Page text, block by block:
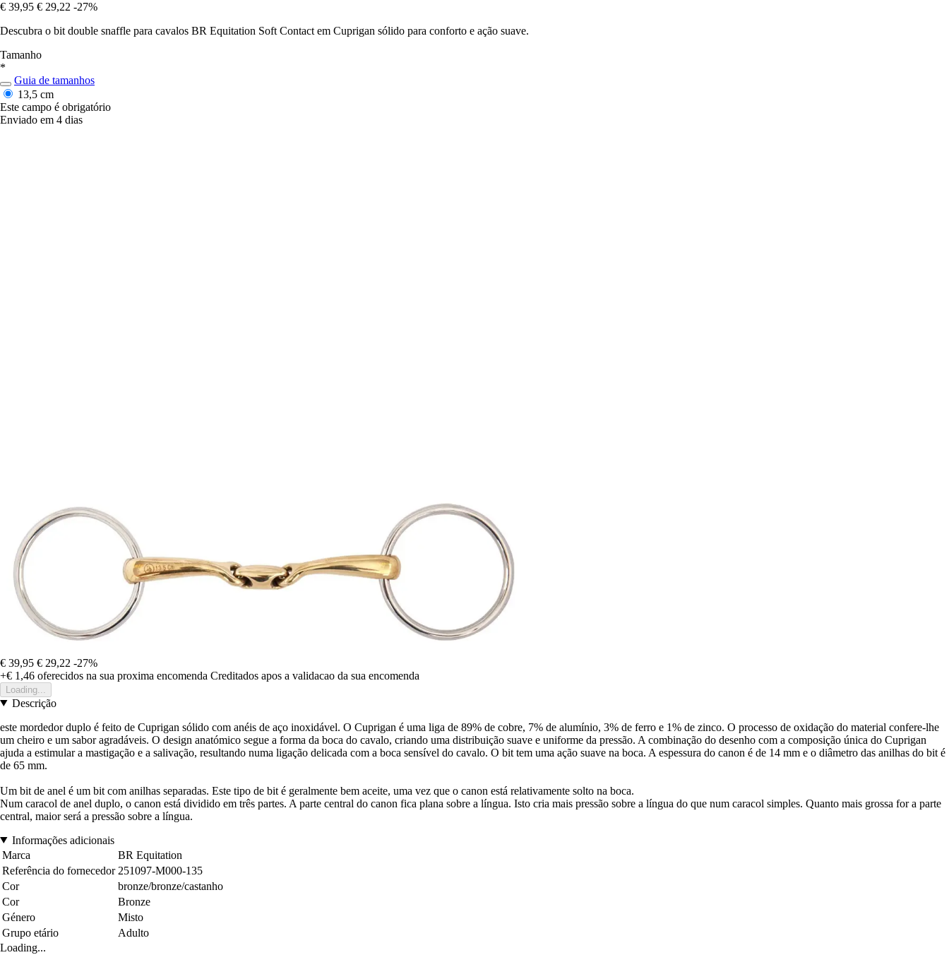
€ 39,95 € 29,22 -27%
Descubra o bit double snaffle para cavalos BR Equitation Soft Contact em Cuprigan sólido para conforto e ação suave.
Tamanho
*
Guia de tamanhos
13,5 cm
Este campo é obrigatório
Enviado em 4 dias
€ 39,95 € 29,22 -27%
+€ 1,46 oferecidos na sua proxima encomenda Creditados apos a validacao da sua encomenda
Loading...
Descrição
este mordedor duplo é feito de Cuprigan sólido com anéis de aço inoxidável. O Cuprigan é uma liga de 89% de cobre, 7% de alumínio, 3% de ferro e 1% de zinco. O processo de oxidação do material confere-lhe
um cheiro e um sabor agradáveis. O design anatómico segue a forma da boca do cavalo, criando uma distribuição suave e uniforme da pressão. A combinação do desenho com a composição única do Cuprigan
ajuda a estimular a mastigação e a salivação, resultando numa ligação delicada com a boca sensível do cavalo. O bit tem uma ação suave na boca. A espessura do canon é de 14 mm e o diâmetro das anilhas do bit é
de 65 mm.
Um bit de anel é um bit com anilhas separadas. Este tipo de bit é geralmente bem aceite, uma vez que o canon está relativamente solto na boca.
Num caracol de anel duplo, o canon está dividido em três partes. A parte central do canon fica plana sobre a língua. Isto cria mais pressão sobre a língua do que num caracol simples. Quanto mais grossa for a parte
central, maior será a pressão sobre a língua.
Informações adicionais
Marca
BR Equitation
Referência do fornecedor 251097-M000-135
Cor
bronze/bronze/castanho
Cor
Bronze
Género
Misto
Grupo etário
Adulto
Loading...